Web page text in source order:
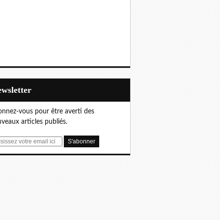
vous pour être averti des
articles publiés.